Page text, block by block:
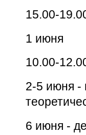
15.00-
1 июня
10.00-
2-5 июня -
6 июня -